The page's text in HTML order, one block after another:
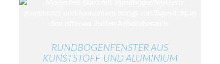
RUNDBOGENFENSTER AUS
KUNSTSTOFF UND ALUMINIUM